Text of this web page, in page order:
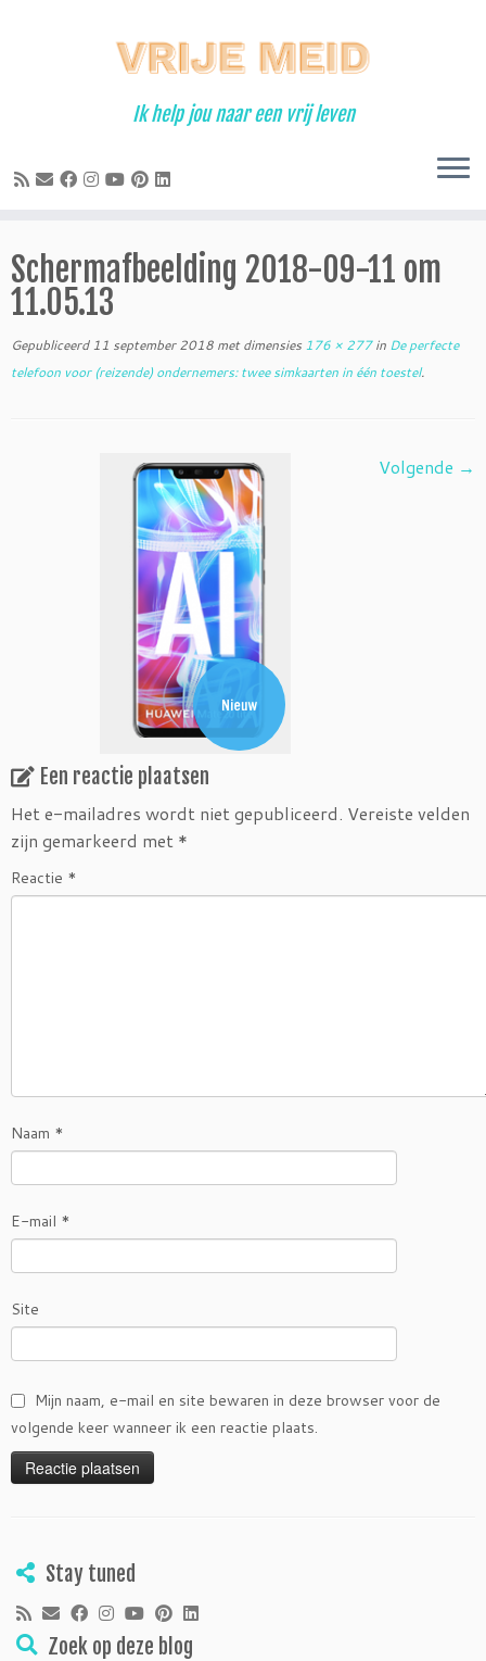
Ik help jou naar een vrij leven
Schermafbeelding 2018-09-11 om
11.05.13
Gepubliceerd 11 september 2018 met dimensies 176 × 277in De perfecte
telefoon voor (reizende) ondernemers: twee simkaarten in één toestel.
Volgende →
Een reactie plaatsen
Het e-mailadres wordt niet gepubliceerd. Vereiste velden
zijn gemarkeerd met *
Reactie *
Naam *
E-mail *
Site
Mijn naam, e-mail en site bewaren in deze browser voor de
volgende keer wanneer ik een reactie plaats.
Stay tuned
Zoek op deze blog